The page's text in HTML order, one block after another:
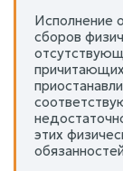
Исполнение
сборов
этих